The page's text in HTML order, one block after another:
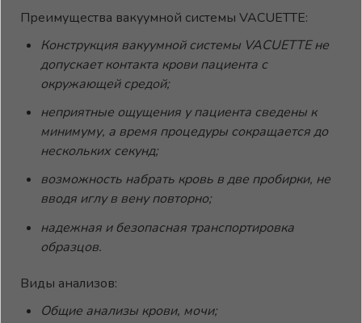
Преимущества вакуумной системы VACUETTE:
Конструкция вакуумной системы VACUETTE не
допускает контакта крови пациента с
окружающей средой;
неприятные ощущения у пациента сведены к
минимуму, а время процедуры сокращается до
нескольких секунд;
возможность набрать кровь в две пробирки, не
вводя иглу в вену повторно;
надежная и безопасная транспортировка
образцов.
Виды анализов:
Общие анализы крови, мочи;